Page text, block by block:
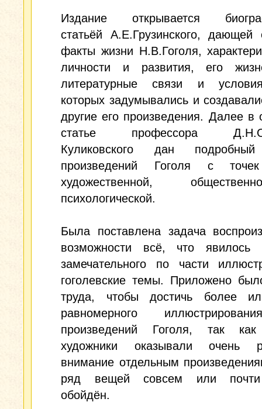
Издание открывается
статьёй А.Е.Грузинского, дающей
факты жизни Н.В.Гоголя,
личности и развития, его
литературные связи и
которых задумывались и
другие его произведения. Далее в
статье профессора
Куликовского дан
произведений Гоголя с
художественной,
психологической.
Была поставлена задача
возможности всё, что явилось
замечательного по части
гоголевские темы. Приложено
труда, чтобы достичь более
равномерного
произведений Гоголя, так как
художники оказывали очень
внимание отдельным
ряд вещей совсем или
обойдён.